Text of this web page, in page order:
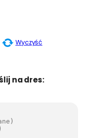
Wyczyść
na dres: